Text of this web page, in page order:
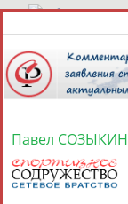
Найдено: 13181
Павел СОЗЫКИН